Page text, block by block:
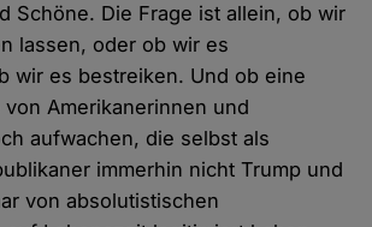
Schöne. Die Frage ist allein, ob wir
lassen, oder ob wir es
wir es bestreiken. Und ob eine
Amerikanerinnen und
aufwachen, die selbst als
immerhin nicht Trump und
von absolutistischen